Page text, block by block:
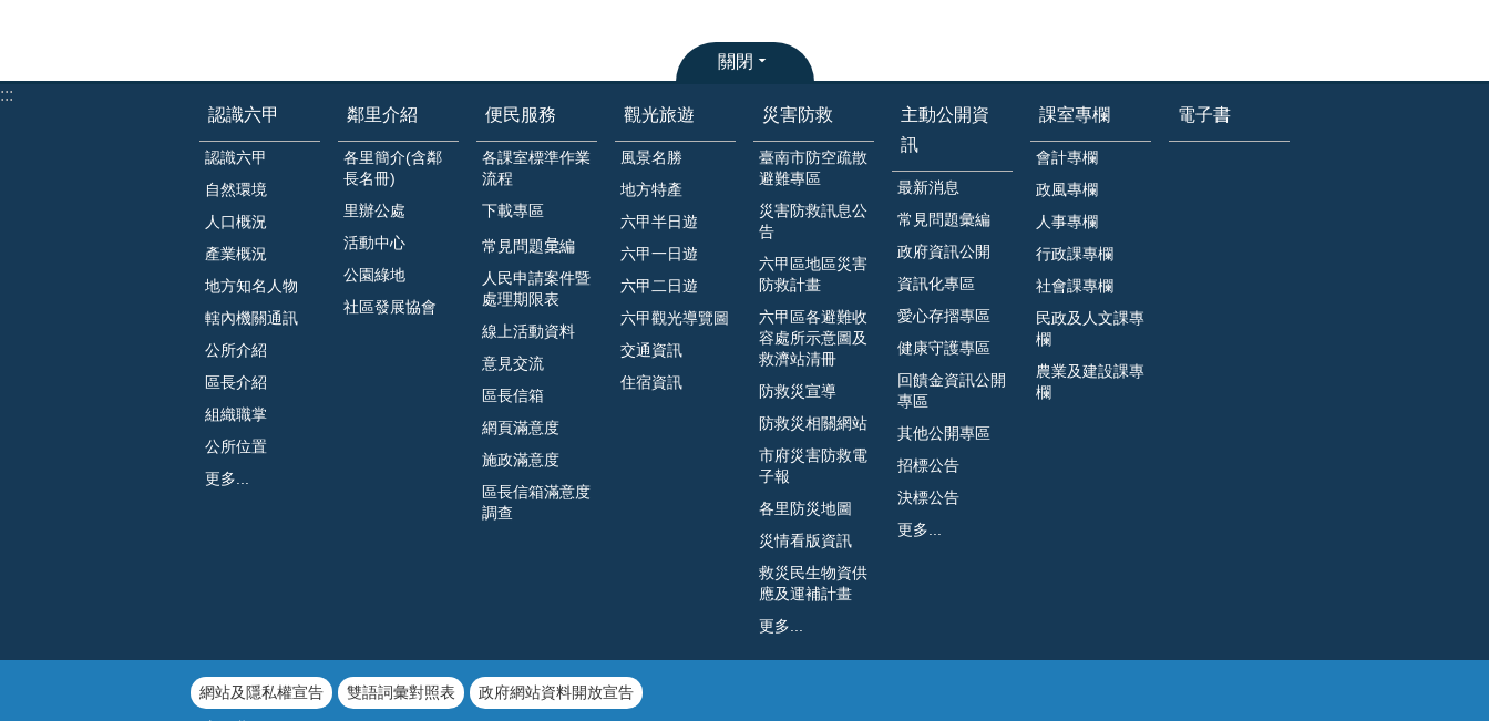
關閉
:::
認識六甲
認識六甲
自然環境
人口概況
產業概況
地方知名人物
轄內機關通訊
公所介紹
區長介紹
組織職掌
公所位置
更多...
鄰里介紹
各里簡介(含鄰
長名冊)
里辦公處
活動中心
公園綠地
社區發展協會
便民服務
各課室標準作業
流程
下載專區
常見問題𢑥編
人民申請案件暨
處理期限表
線上活動資料
意見交流
區長信箱
網頁滿意度
施政滿意度
區長信箱滿意度
調查
觀光旅遊
風景名勝
地方特產
六甲半日遊
六甲一日遊
六甲二日遊
六甲觀光導覽圖
交通資訊
住宿資訊
災害防救
臺南市防空疏散
避難專區
災害防救訊息公
告
六甲區地區災害
防救計畫
六甲區各避難收
容處所示意圖及
救濟站清冊
防救災宣導
防救災相關網站
市府災害防救電
子報
各里防災地圖
災情看版資訊
救災民生物資供
應及運補計畫
更多...
主動公開資
訊
最新消息
常見問題彙編
政府資訊公開
資訊化專區
愛心存摺專區
健康守護專區
回饋金資訊公開
專區
其他公開專區
招標公告
決標公告
更多...
課室專欄
會計專欄
政風專欄
人事專欄
行政課專欄
社會課專欄
民政及人文課專
欄
農業及建設課專
欄
電子書
網站及隱私權宣告 雙語詞彙對照表
政府網站資料開放宣告